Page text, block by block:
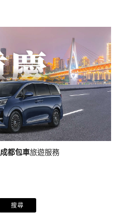
成都包車旅遊服務